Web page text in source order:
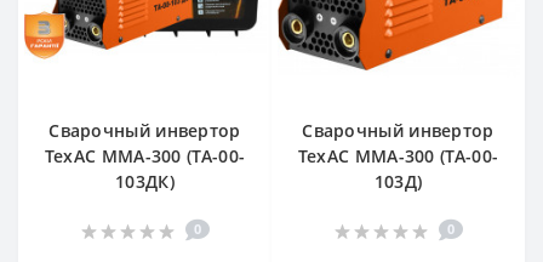
Сварочный инвертор
ТехАС MMА-300 (TA-00-
103ДК)
0
Сварочный инвертор
ТехАС MMА-300 (TA-00-
103Д)
0